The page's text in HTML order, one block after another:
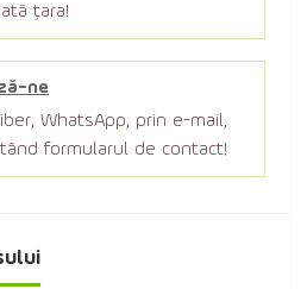
țara!
ne
WhatsApp, prin e-mail,
formularul de contact!